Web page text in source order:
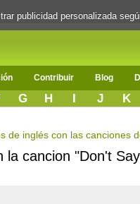
Contribuir Blog
G H I J K
de inglés con las canciones
la cancion "Don't
publicidad personalizada